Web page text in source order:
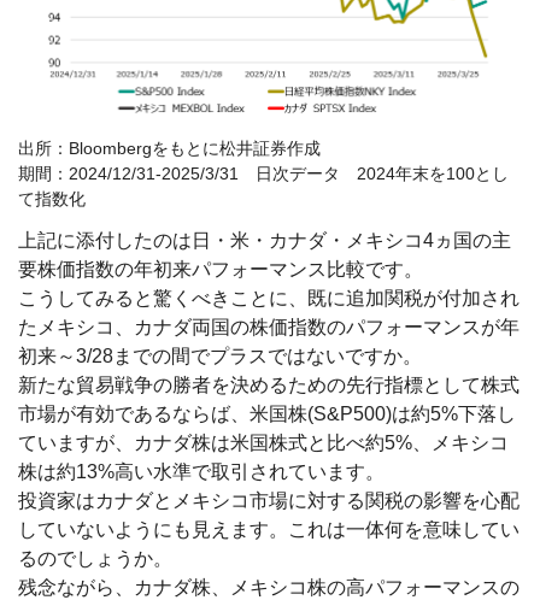
出所：Bloombergをもとに松井証券作成
期間：2024/12/31-2025/3/31 日次データ 2024年末を100とし
て指数化
上記に添付したのは日・米・カナダ・メキシコ4ヵ国の主
要株価指数の年初来パフォーマンス比較です。
こうしてみると驚くべきことに、既に追加関税が付加され
たメキシコ、カナダ両国の株価指数のパフォーマンスが年
初来～3/28までの間でプラスではないですか。
新たな貿易戦争の勝者を決めるための先行指標として株式
市場が有効であるならば、米国株(S&P500)は約5%下落し
ていますが、カナダ株は米国株式と比べ約5%、メキシコ
株は約13%高い水準で取引されています。
投資家はカナダとメキシコ市場に対する関税の影響を心配
していないようにも見えます。これは一体何を意味してい
るのでしょうか。
残念ながら、カナダ株、メキシコ株の高パフォーマンスの